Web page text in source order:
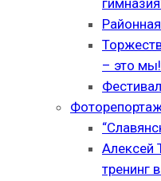
– это
Алексей
тренинг